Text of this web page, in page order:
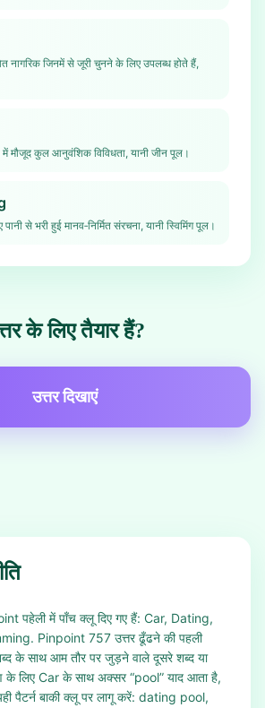
नागरिक जिनमें से जूरी चुनने के लिए उपलब्ध होते हैं,
में मौजूद कुल आनुवंशिक विविधता, यानी जीन पूल।
से भरी हुई मानव‑निर्मित संरचना, यानी स्विमिंग पूल।
के लिए तैयार हैं?
उत्तर दिखाएं
पहेली में पाँच क्लू दिए गए हैं: Car, Dating,
Pinpoint 757 उत्तर ढूँढने की पहली
के साथ आम तौर पर जुड़ने वाले दूसरे शब्द या
के लिए Car के साथ अक्सर “pool” याद आता है,
पैटर्न बाकी क्लू पर लागू करें: dating pool,